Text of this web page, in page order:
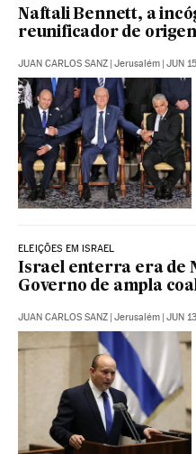
Naftali Bennett, a
reunificador de
JUAN CARLOS SANZ Jerusalém JUN
ELEIÇÕES EM ISRAEL
Israel enterra era de
Governo de ampla
JUAN CARLOS SANZ Jerusalém JUN